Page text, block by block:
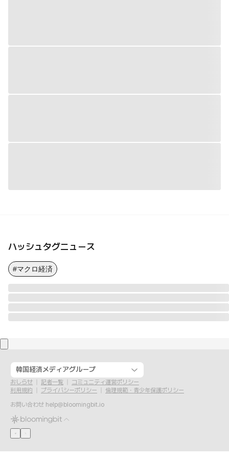
ハッシュタグニュース
#マクロ経済
韓国経済メディアグループ
おしらせ 記者一覧
コミュニティ運営ポリシー
利用規約
プライバシーポリシー
倫理規範・青少年保護ポリシー
お問い合わせ help@bloomingbit.io